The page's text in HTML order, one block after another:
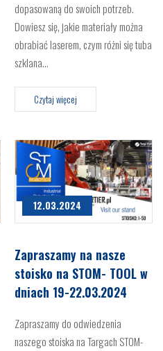
dopasowaną do swoich potrzeb.
Dowiesz się, jakie materiały można
obrabiać laserem, czym różni się tuba
szklana…
Czytaj więcej
12.03.2024
Zapraszamy na nasze
stoisko na STOM- TOOL w
dniach 19-22.03.2024
Zapraszamy do odwiedzenia
naszego stoiska na Targach STOM-